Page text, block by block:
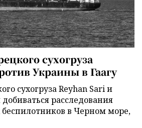
сухогруза
Украины в Гаагу
сухогруза Reyhan Sari и
расследования
в Черном море,